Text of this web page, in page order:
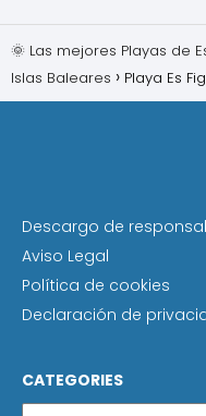
🌞 Las mejores Playas de
Islas Baleares
Playa Es
Descargo de
Aviso Legal
Política de cookies
Declaración de
CATEGORIES